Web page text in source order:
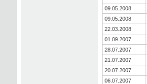
09.05.2008
09.05.2008
22.03.2008
01.09.2007
28.07.2007
21.07.2007
20.07.2007
06.07.2007